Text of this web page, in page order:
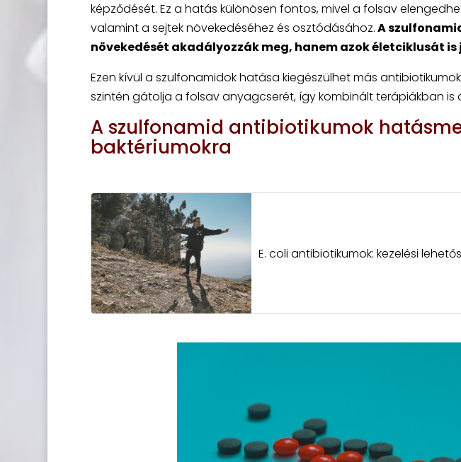
képződését. Ez a hatás különösen fontos, mivel a folsav
valamint a sejtek növekedéséhez és osztódásához.A
növekedését akadályozzák meg, hanem azok életciklusát
Ezen kívül a szulfonamidok hatása kiegészülhet más
szintén gátolja a folsav anyagcserét, így kombinált terápiákban is
A szulfonamid antibiotikumok
baktériumokra
E. coli antibiotikumok: kezelési